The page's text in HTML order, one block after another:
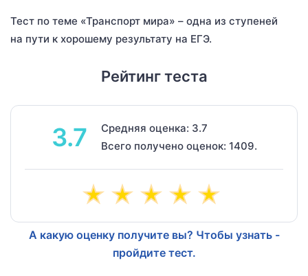
Тест по теме «Транспорт мира» – одна из ступеней
на пути к хорошему результату на ЕГЭ.
Рейтинг теста
3.7
Средняя оценка: 3.7
Всего получено оценок: 1409.
А какую оценку получите вы? Чтобы узнать -
пройдите тест.